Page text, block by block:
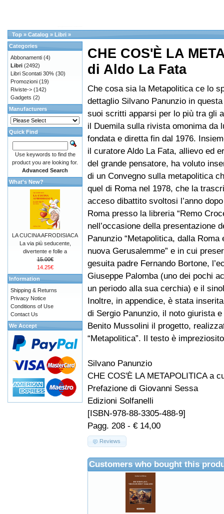
Top » Catalog » Libri »
CHE COS'È LA
di Aldo La Fata
Che cosa sia la Metapolitica ce lo
dettaglio Silvano Panunzio in
suoi scritti apparsi per lo più tra gli
il Duemila sulla rivista omonima da
fondata e diretta fin dal 1976.
il curatore Aldo La Fata, allievo ed
del grande pensatore, ha voluto
di un Convegno sulla metapolitica
quel di Roma nel 1978, che la
acceso dibattito svoltosi l’anno
Roma presso la libreria “Remo
nell’occasione della presentazione
Panunzio “Metapolitica, dalla Roma
nuova Gerusalemme” e in cui
gesuita padre Fernando Bortone,
Giuseppe Palomba (uno dei pochi
un periodo alla sua cerchia) e il
Inoltre, in appendice, è stata
di Sergio Panunzio, il noto giurista
Benito Mussolini il progetto,
“Metapolitica”. Il testo è
Silvano Panunzio
CHE COS'È LA METAPOLITICA a
Prefazione di Giovanni Sessa
Edizioni Solfanelli
[ISBN-978-88-3305-488-9]
Pagg. 208 - € 14,00
Reviews
Customers who bought this
Categories
Abbonamenti (4)
Libri (2492)
Libri Scontati 30% (30)
Promozioni (19)
Riviste-> (142)
Gadgets (2)
Manufacturers
Quick Find
Use keywords to find the
product you are looking for.
Advanced Search
What's New?
LA CUCINA AFRODISIACA
La via più seducente,
divertente e folle a
15.00€
14.25€
Information
Shipping & Returns
Privacy Notice
Conditions of Use
Contact Us
We Accept